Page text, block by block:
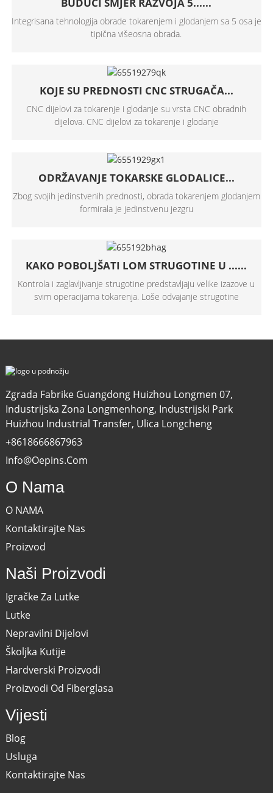
Integrisana tehnologija obrade tokarenjem i glodanjem sa 5 osa je
tipična višeosna obrada.
KOJE SU PREDNOSTI CNC STRUGAČA...
CNC dijelovi za tokarenje i glodanje su vrsta CNC obradnih
dijelova. CNC dijelovi za tokarenje i glodanje
ODRŽAVANJE TOKARSKE GLODALICE...
Zbog svojih jedinstvenih prednosti, obrada tokarenjem glodanjem
formirala je jedinstvenu jezgru
KAKO POBOLJŠATI LOM STRUGOTINE U ......
Kontrola i zaglavljivanje strugotine predstavljaju velike izazove u
svim operacijama tokarenja. Loše odvajanje strugotine
Zgrada Fabrike Guangdong Huizhou Longmen 07,
Industrijska Zona Longmenhong, Industrijski Park
Huizhou Industrial Transfer, Ulica Longcheng
+8618666867963
Info@oepins.com
O Nama
O NAMA
Kontaktirajte Nas
Proizvod
Naši Proizvodi
Igračke Za Lutke
Lutke
Nepravilni Dijelovi
Školjka Kutije
Hardverski Proizvodi
Proizvodi Od Fiberglasa
Vijesti
Blog
Usluga
Kontaktirajte Nas